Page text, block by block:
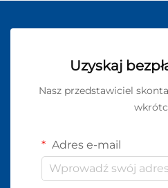
Uzyskaj
Nasz przedstawiciel
Adres e-mail